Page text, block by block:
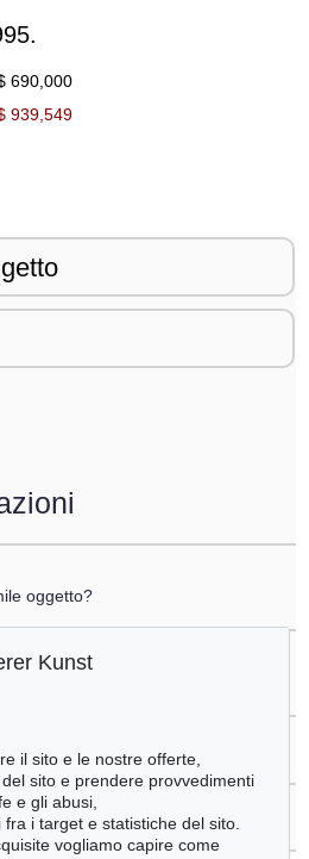
690,000
939,549
oggetto?
Kunst
il sito e le nostre offerte,
sito e prendere provvedimenti
e gli abusi,
i target e statistiche del sito.
vogliamo capire come